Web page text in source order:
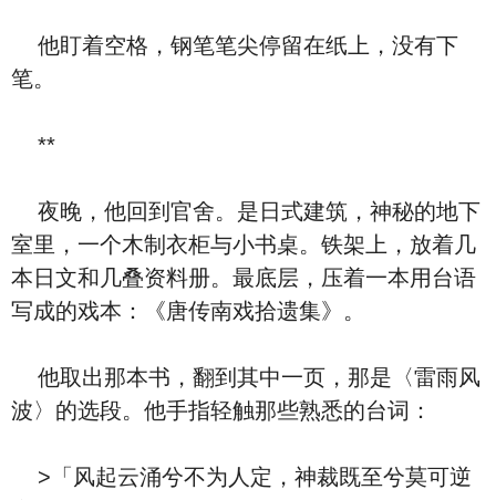
他盯着空格，钢笔笔尖停留在纸上，没有下
笔。
**
夜晚，他回到官舍。是日式建筑，神秘的地下
室里，一个木制衣柜与小书桌。铁架上，放着几
本日文和几叠资料册。最底层，压着一本用台语
写成的戏本：《唐传南戏拾遗集》。
他取出那本书，翻到其中一页，那是〈雷雨风
波〉的选段。他手指轻触那些熟悉的台词：
>「风起云涌兮不为人定，神裁既至兮莫可逆